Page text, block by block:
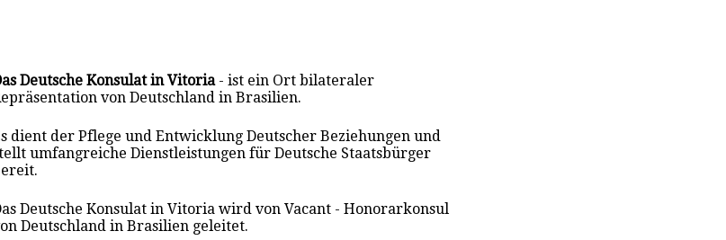
Deutsche Konsulat in Vitoria- ist ein Ort bilateraler
von Deutschland in Brasilien.
dient der Pflege und Entwicklung Deutscher Beziehungen und
umfangreiche Dienstleistungen für Deutsche Staatsbürger
Deutsche Konsulat in Vitoria wird von Vacant - Honorarkonsul
Deutschland in Brasilien geleitet.